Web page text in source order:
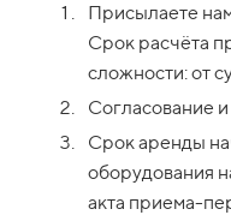
Присылаете
Срок расчёта
сложности: от
Согласование
Срок аренды
оборудования
акта приема-